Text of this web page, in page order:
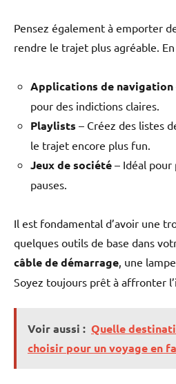
Pensez également à emporter
rendre le trajet plus agréable.
Applications de navigation
pour des indictions claires.
Playlists – Créez des listes
le trajet encore plus fun.
Jeux de société – Idéal pour
pauses.
Il est fondamental d’avoir une
quelques outils de base dans
câble de démarrage, une
Soyez toujours prêt à affronter
Voir aussi : Quelle
choisir pour un voyage en